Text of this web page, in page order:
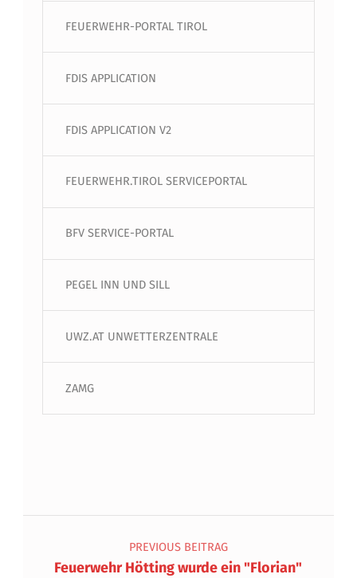
FEUERWEHR-PORTAL TIROL
FDIS APPLICATION
FDIS APPLICATION V2
FEUERWEHR.TIROL SERVICEPORTAL
BFV SERVICE-PORTAL
PEGEL INN UND SILL
UWZ.AT UNWETTERZENTRALE
ZAMG
Beitragsnavigation
PREVIOUS BEITRAG
Feuerwehr Hötting wurde ein "Florian"